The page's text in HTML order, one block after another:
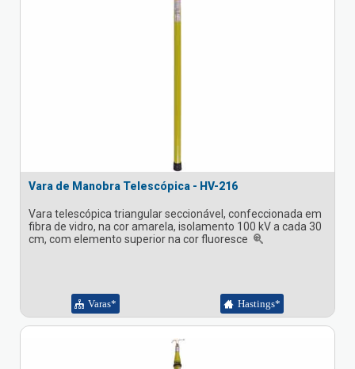
Vara de Manobra Telescópica - HV-216
Vara telescópica triangular seccionável, confeccionada em
fibra de vidro, na cor amarela, isolamento 100 kV a cada 30
cm, com elemento superior na cor fluoresce
Varas* Hastings*